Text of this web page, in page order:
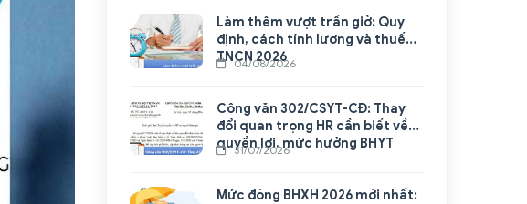
Làm thêm vượt trần giờ: Quy
định, cách tính lương và thuế
TNCN 2026
04/08/2026
Công văn 302/CSYT-CĐ: Thay
đổi quan trọng HR cần biết về
quyền lợi, mức hưởng BHYT
31/07/2026
Mức đóng BHXH 2026 mới nhất: